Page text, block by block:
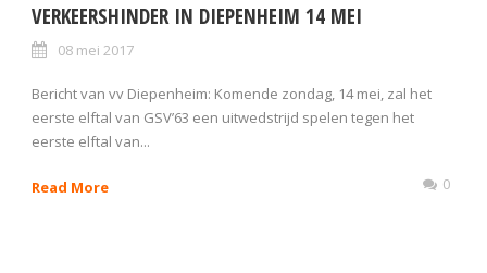
VERKEERSHINDER IN DIEPENHEIM 14 MEI
08 mei 2017
Bericht van vv Diepenheim: Komende zondag, 14 mei, zal het
eerste elftal van GSV’63 een uitwedstrijd spelen tegen het
eerste elftal van...
Read More 0